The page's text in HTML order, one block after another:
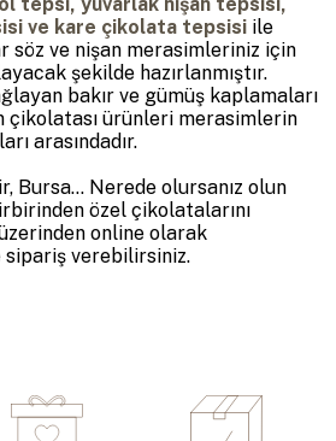
ve kare çikolata tepsisi ile
söz ve nişan merasimleriniz için
şekilde hazırlanmıştır.
bakır ve gümüş kaplamaları
çikolatası ürünleri merasimlerin
arasındadır.
Bursa… Nerede olursanız olun
özel çikolatalarını
online olarak
sipariş verebilirsiniz.